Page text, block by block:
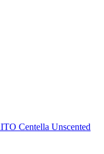
Centella Unscented